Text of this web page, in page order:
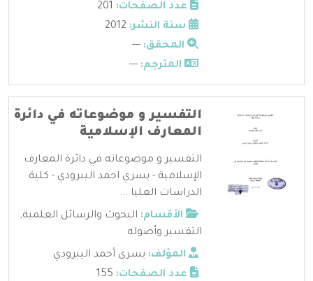
عدد الصفحات:
سنة النشر:
المحقق: ---
المترجم: ---
التفسير و موضوعاته في دائرة
المعارف الإسلامية
التفسير و موضوعاته في دائرة المعارف
الإسلامية - يسري احمد اليبرودي - كلية
الدراسات العليا ...
الأقسام: البحوث والرسائل العلمية,
التفسير وأصوله
المؤلف: يسرى أحمد اليبرودي
عدد الصفحات: